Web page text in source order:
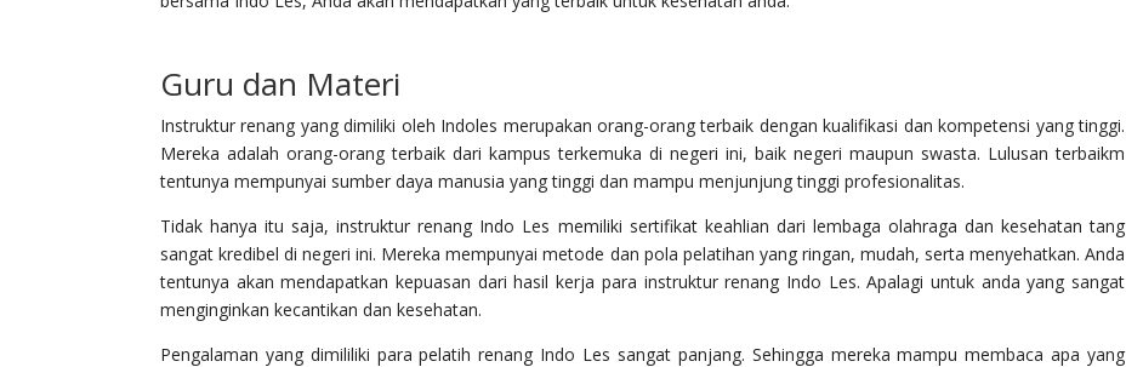
Guru dan Materi
Instruktur renang yang dimiliki oleh Indoles merupakan orang-orang terbaik dengan kualifikasi dan kompetensi yang tinggi.
Mereka adalah orang-orang terbaik dari kampus terkemuka di negeri ini, baik negeri maupun swasta. Lulusan terbaikm
tentunya mempunyai sumber daya manusia yang tinggi dan mampu menjunjung tinggi profesionalitas.
Tidak hanya itu saja, instruktur renang Indo Les memiliki sertifikat keahlian dari lembaga olahraga dan kesehatan tang
sangat kredibel di negeri ini. Mereka mempunyai metode dan pola pelatihan yang ringan, mudah, serta menyehatkan. Anda
tentunya akan mendapatkan kepuasan dari hasil kerja para instruktur renang Indo Les. Apalagi untuk anda yang sangat
menginginkan kecantikan dan kesehatan.
Pengalaman yang dimililiki para pelatih renang Indo Les sangat panjang. Sehingga mereka mampu membaca apa yang